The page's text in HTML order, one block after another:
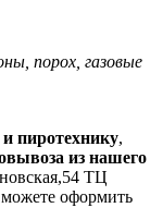
порох, газовые
пиротехнику,
из нашего
ТЦ
оформить